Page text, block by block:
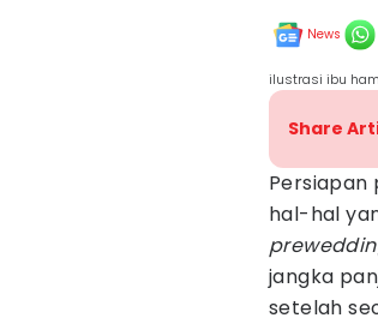
News
ilustrasi ibu
Share
Persiapan
hal-hal
jangka
setelah